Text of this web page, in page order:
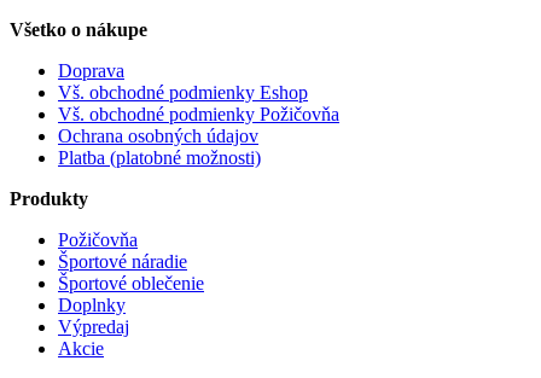
Všetko o nákupe
Doprava
Vš. obchodné podmienky Eshop
Vš. obchodné podmienky Požičovňa
Ochrana osobných údajov
Platba (platobné možnosti)
Produkty
Požičovňa
Športové náradie
Športové oblečenie
Doplnky
Výpredaj
Akcie